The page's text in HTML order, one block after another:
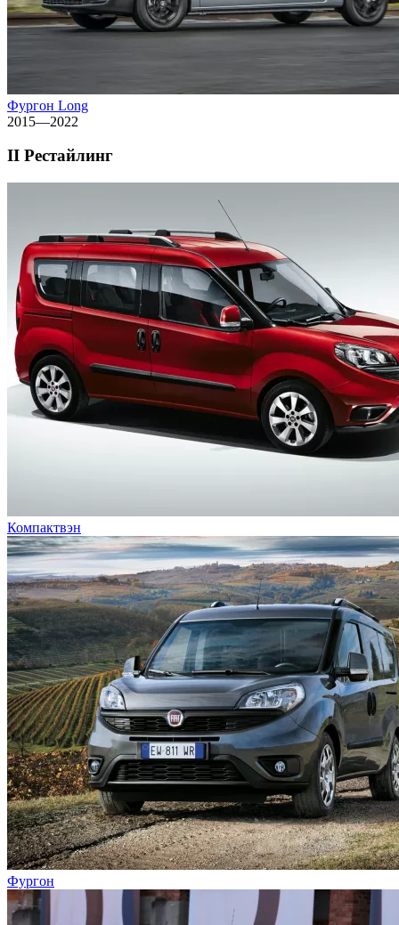
Фургон Long
2015—2022
II Рестайлинг
Компактвэн
Фургон